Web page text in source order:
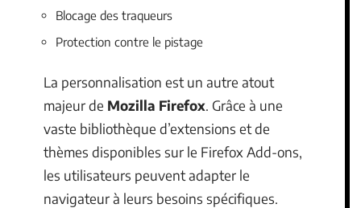
Blocage des traqueurs
Protection contre le pistage
La personnalisation est un autre atout
majeur de Mozilla Firefox. Grâce à une
vaste bibliothèque d’extensions et de
thèmes disponibles sur le Firefox Add-ons,
les utilisateurs peuvent adapter le
navigateur à leurs besoins spécifiques.